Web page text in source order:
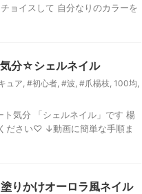
ョイスして 自分なりのカラーを
気分☆シェルネイル
ュア, #初心者, #波, #爪楊枝, 100均,
気分 「シェルネイル」です 楊
ださい♡ ↓動画に簡単な手順ま
りかけオーロラ風ネイル